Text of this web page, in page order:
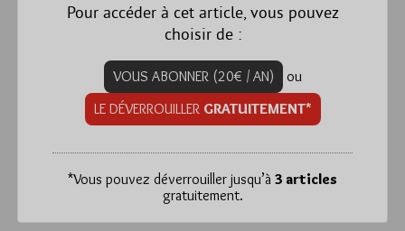
Pour accéder à cet article, vous pouvez
choisir de :
VOUS ABONNER (20€ / AN)
ou
LE DÉVERROUILLER GRATUITEMENT*
*Vous pouvez déverrouiller jusqu’à 3 articles
gratuitement.